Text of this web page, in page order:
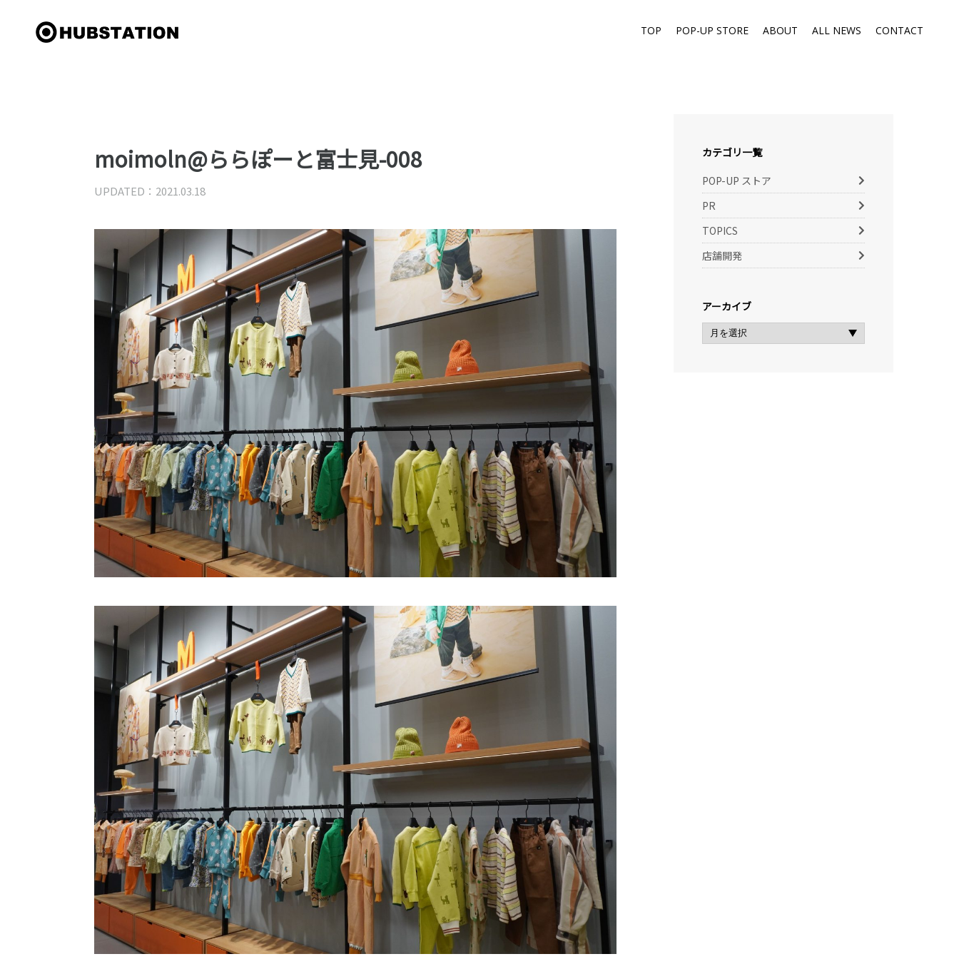
TOP POP-UP STORE ABOUT ALL NEWS CONTACT
moimoln@ららぽーと富士見-008
UPDATED：2021.03.18
カテゴリ一覧
POP-UP ストア
PR
TOPICS
店舗開発
アーカイブ